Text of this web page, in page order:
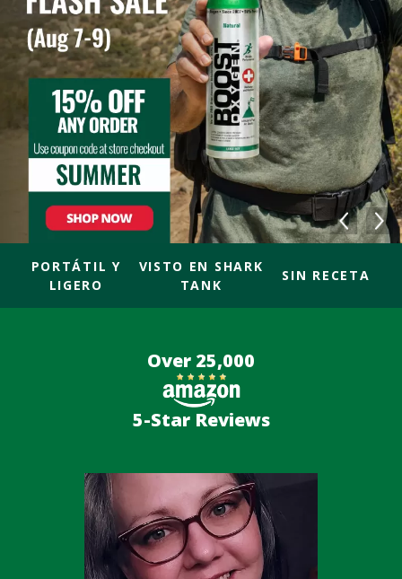
PORTÁTIL Y
LIGERO
VISTO EN SHARK
TANK
SIN RECETA
Over 25,000
5-Star Reviews